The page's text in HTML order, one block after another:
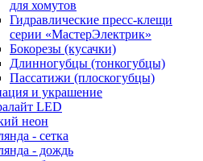
для хомутов
Гидравлические пресс-клещи
серии «МастерЭлектрик»
Бокорезы (кусачки)
Длинногубцы (тонкогубцы)
Пассатижи (плоскогубцы)
и украшение
LED
неон
- сетка
- дождь